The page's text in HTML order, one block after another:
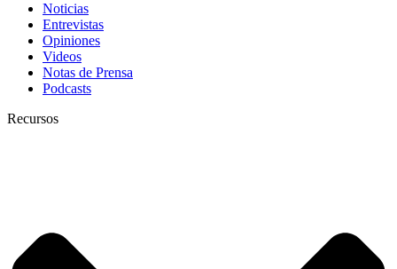
Noticias
Entrevistas
Opiniones
Videos
Notas de Prensa
Podcasts
Recursos